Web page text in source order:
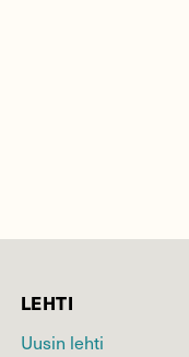
LEHTI
Uusin lehti